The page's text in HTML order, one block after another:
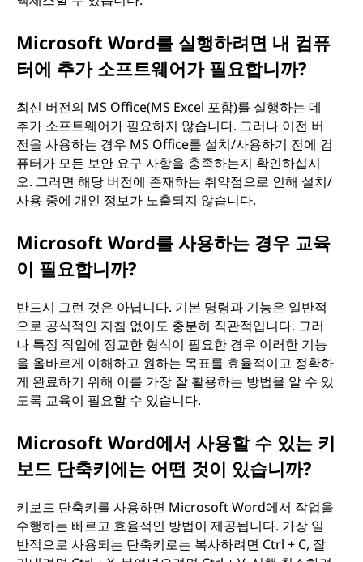
Microsoft Word를 실행하려면 내 컴퓨
터에 추가 소프트웨어가 필요합니까?
최신 버전의 MS Office(MS Excel 포함)를 실행하는 데
추가 소프트웨어가 필요하지 않습니다. 그러나 이전 버
전을 사용하는 경우 MS Office를 설치/사용하기 전에 컴
퓨터가 모든 보안 요구 사항을 충족하는지 확인하십시
오. 그러면 해당 버전에 존재하는 취약점으로 인해 설치/
사용 중에 개인 정보가 노출되지 않습니다.
Microsoft Word를 사용하는 경우 교육
이 필요합니까?
반드시 그런 것은 아닙니다. 기본 명령과 기능은 일반적
으로 공식적인 지침 없이도 충분히 직관적입니다. 그러
나 특정 작업에 정교한 형식이 필요한 경우 이러한 기능
을 올바르게 이해하고 원하는 목표를 효율적이고 정확하
게 완료하기 위해 이를 가장 잘 활용하는 방법을 알 수 있
도록 교육이 필요할 수 있습니다.
Microsoft Word에서 사용할 수 있는 키
보드 단축키에는 어떤 것이 있습니까?
키보드 단축키를 사용하면 Microsoft Word에서 작업을
수행하는 빠르고 효율적인 방법이 제공됩니다. 가장 일
반적으로 사용되는 단축키로는 복사하려면 Ctrl + C, 잘